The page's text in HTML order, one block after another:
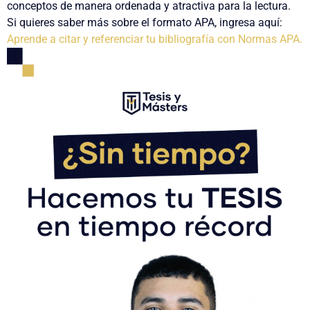
conceptos de manera ordenada y atractiva para la lectura.
Si quieres saber más sobre el formato APA, ingresa aquí:
Aprende a citar y referenciar tu bibliografía con Normas APA.